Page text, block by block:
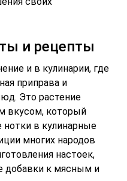
и рецепты
и в кулинарии, где
приправа и
Это растение
вкусом, который
в кулинарные
многих народов
настоек,
добавки к мясным и